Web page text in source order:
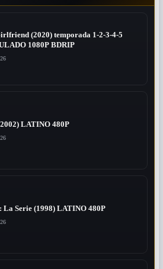
(2020) temporada 1-2-3-4-5
1080P BDRIP
LATINO 480P
La Serie (1998) LATINO 480P